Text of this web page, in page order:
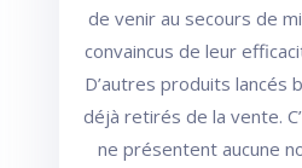
de venir au secours de
convaincus de leur
D’autres produits lancés
déjà retirés de la vente.
ne présentent aucune